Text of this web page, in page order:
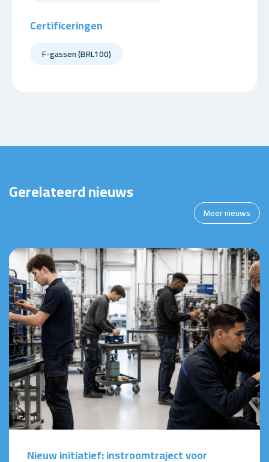
Certificeringen
F-gassen (BRL100)
Gerelateerd nieuws
Meer nieuws
Nieuw initiatief: instroomtraject voor